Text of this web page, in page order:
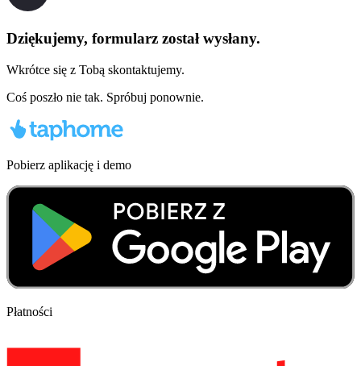
Dziękujemy, formularz został wysłany.
Wkrótce się z Tobą skontaktujemy.
Coś poszło nie tak. Spróbuj ponownie.
Pobierz aplikację i demo
Płatności